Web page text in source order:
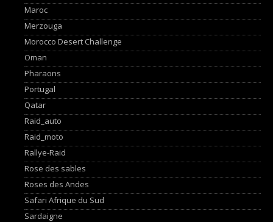
Maroc
Merzouga
Morocco Desert Challenge
Oman
Pharaons
Portugal
Qatar
Raid_auto
Raid_moto
Rallye-Raid
Rose des sables
Roses des Andes
Safari Afrique du Sud
Sardaigne